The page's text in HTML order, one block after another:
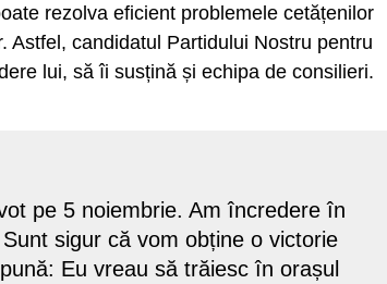
rezolva eficient problemele cetățenilor
candidatul Partidului Nostru pentru
lui, să îi susțină și echipa de consilieri.
pe 5 noiembrie. Am încredere în
sigur că vom obține o victorie
Eu vreau să trăiesc în orașul